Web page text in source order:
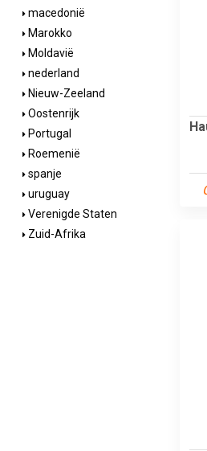
macedonië
Marokko
Moldavië
nederland
Nieuw-Zeeland
Oostenrijk
Portugal
Roemenië
spanje
uruguay
Verenigde Staten
Zuid-Afrika